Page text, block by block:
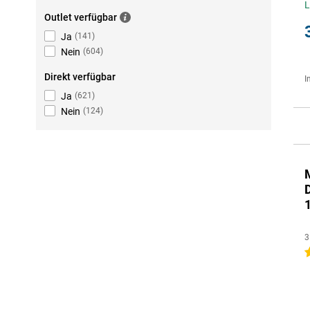
Outlet verfügbar
Ja (141 )
Nein (604)
Direkt verfügbar
Ja (621 )
Nein (124)